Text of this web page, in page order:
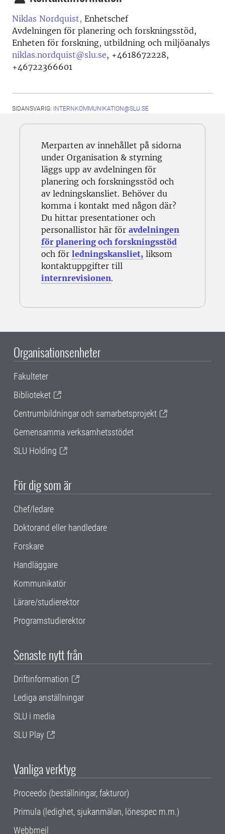
Niklas Nordquist, Enhetschef
Avdelningen för planering och forskningsstöd,
Enheten för forskning, utbildning och miljöanalys
niklas.nordquist@slu.se, +4618672228,
+46722366601
SIDANSVARIG: INTERNKOMMUNIKATION@SLU.SE
Merparten av innehållet på sidorna
under Organisation & styrning
läggs upp av avdelningen för
planering och forskningsstöd och
av ledningskansliet. Behöver du
komma i kontakt med någon där?
Du hittar presentationer och
personallistor här för avdelningen
för planering och forskningsstöd
och för ledningskansliet, liksom
kontaktuppgifter till
internrevisionen.
Organisationsenheter
Fakulteter
Biblioteket
Centrumbildningar och samarbetsprojekt
Gemensamma verksamhetsstödet
SLU Holding
För dig som är
Chef/ledare
Doktorand eller handledare
Forskare
Handläggare
Kommunikatör
Lärare/studierektor
Programstudierektor
Senaste nytt från
Driftinformation
Lediga anställningar
SLU i media
SLU Play
Vanliga verktyg
Proceedo (beställningar, fakturor)
Primula (ledighet, sjukanmälan, lönespec m.m.)
Webbmejl